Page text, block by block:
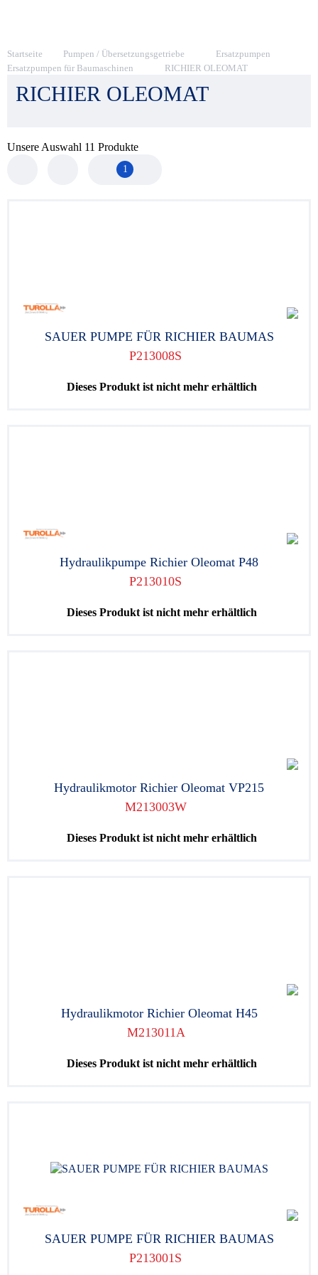
Startseite Pumpen / Übersetzungsgetriebe
Ersatzpumpen
Ersatzpumpen für Baumaschinen
RICHIER OLEOMAT
RICHIER OLEOMAT
Unsere Auswahl 11 Produkte
1
SAUER PUMPE FÜR RICHIER BAUMAS
P213008S
Dieses Produkt ist nicht mehr erhältlich
Hydraulikpumpe Richier Oleomat P48
P213010S
Dieses Produkt ist nicht mehr erhältlich
Hydraulikmotor Richier Oleomat VP215
M213003W
Dieses Produkt ist nicht mehr erhältlich
Hydraulikmotor Richier Oleomat H45
M213011A
Dieses Produkt ist nicht mehr erhältlich
SAUER PUMPE FÜR RICHIER BAUMAS
P213001S